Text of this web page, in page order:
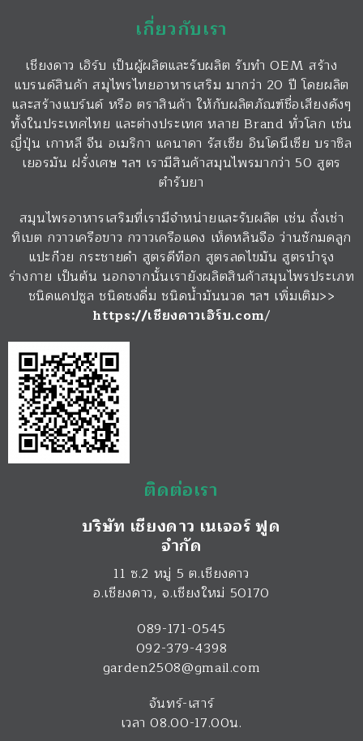
เกี่ยวกับเรา
เชียงดาว เฮิร์บ เป็นผู้ผลิตและรับผลิต รับทำ OEM สร้าง
แบรนด์สินค้า สมุไพรไทยอาหารเสริม มากว่า 20 ปี โดยผลิต
และสร้างแบร์นด์ หรือ ตราสินค้า ให้กับผลิตภัณฑ์ชื่อเสียงดังๆ
ทั้งในประเทศไทย และต่างประเทศ หลาย Brand ทั่วโลก เช่น
ญี่ปุ่น เกาหลี จีน อเมริกา แคนาดา รัสเซีย อินโดนีเซีย บราซิล
เยอรมัน ฝรั่งเศษ ฯลฯ เรามีสินค้าสมุนไพรมากว่า 50 สูตร
ตำรับยา
สมุนไพรอาหารเสริมที่เรามีจำหน่ายและรับผลิต เช่น ถั่งเช่า
ทิเบต กวาวเครือขาว กวาวเครือแดง เห็ดหลินจือ ว่านชักมดลูก
แปะก๊วย กระชายดำ สูตรดีท๊อก สูตรลดไขมัน สูตรบำรุง
ร่างกาย เป็นต้น นอกจากนั้นเรายังผลิตสินค้าสมุนไพรประเภท
ชนิดแคปซูล ชนิดชงดื่ม ชนิดน้ำมันนวด ฯลฯ เพิ่มเติม>>
https://เชียงดาวเฮิร์บ.com/
ติดต่อเรา
บริษัท เชียงดาว เนเจอร์ ฟูด
จำกัด
11 ซ.2 หมู่ 5 ต.เชียงดาว
อ.เชียงดาว, จ.เชียงใหม่ 50170
089-171-0545
092-379-4398
garden2508@gmail.com
จันทร์-เสาร์
เวลา 08.00-17.00น.